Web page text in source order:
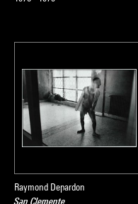
Raymond Depardon
San Clemente